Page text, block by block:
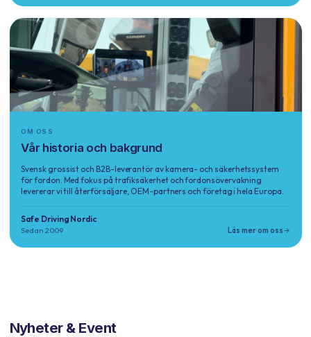
OM OSS
Vår historia och bakgrund
Svensk grossist och B2B-leverantör av kamera- och säkerhetssystem
för fordon. Med fokus på trafiksäkerhet och fordonsövervakning
levererar vi till återförsäljare, OEM-partners och företag i hela Europa.
Safe Driving Nordic
Sedan 2009 Läs mer om oss
Nyheter & Event